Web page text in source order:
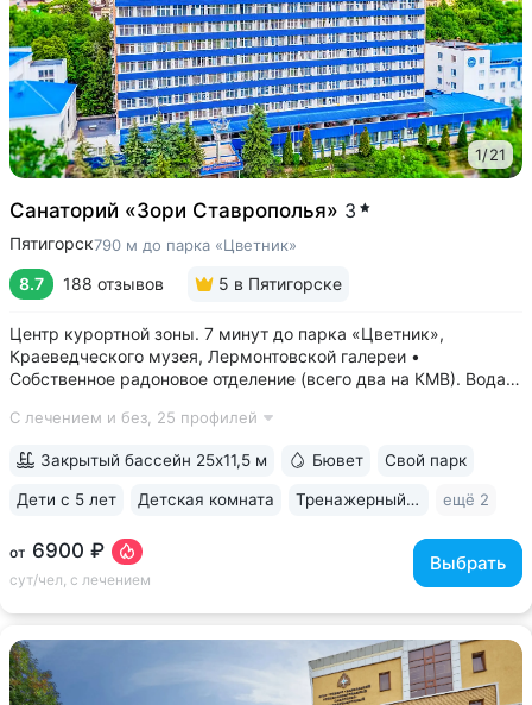
1/21
Санаторий «Зори Ставрополья» 3
Пятигорск790 м до парка «Цветник»
8.7 188 отзывов 5 в Пятигорске
Центр курортной зоны. 7 минут до парка «Цветник»,
Краеведческого музея, Лермонтовской галереи •
Собственное радоновое отделение (всего два на КМВ). Вода
сохраняя все полезные свойства • Сероводородные ванны
С лечением и без, 25 профилей
от 6900 ₽
сут/чел, с лечением
Выбрать
Закрытый бассейн 25x11,5 м Бювет Свой парк
Дети с 5 лет Детская комната Тренажерный зал ещё 2